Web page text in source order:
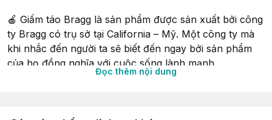
🍎 Giấm táo Bragg là sản phẩm được sản xuất bởi công
ty Bragg có trụ sở tại California – Mỹ. Một công ty mà
khi nhắc đến người ta sẽ biết đến ngay bởi sản phẩm
của họ đồng nghĩa với cuộc sống lành mạnh.
Đọc thêm nội dung